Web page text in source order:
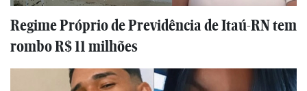
Regime Próprio de Previdência de Itaú-RN tem
rombo R$ 11 milhões